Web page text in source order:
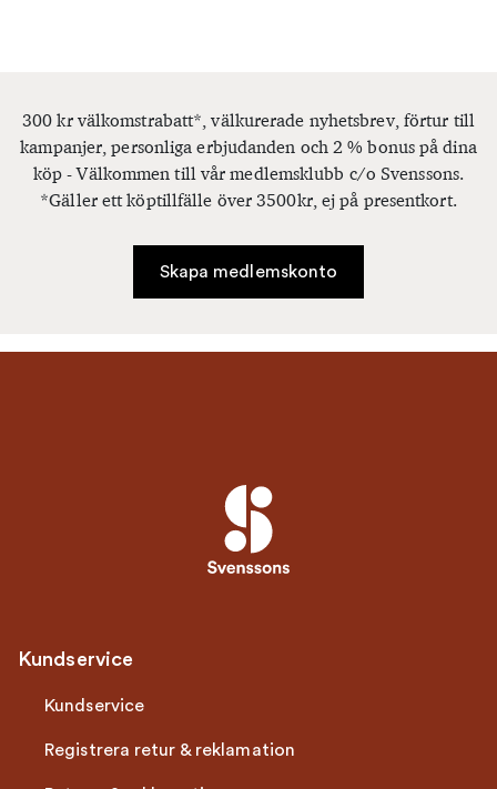
300 kr välkomstrabatt*, välkurerade nyhetsbrev, förtur till
kampanjer, personliga erbjudanden och 2 % bonus på dina
köp - Välkommen till vår medlemsklubb c/o Svenssons.
*Gäller ett köptillfälle över 3500kr, ej på presentkort.
Skapa medlemskonto
Kundservice
Kundservice
Registrera retur & reklamation